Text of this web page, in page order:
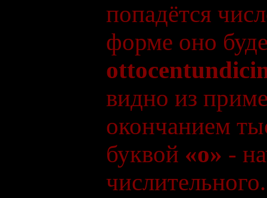
попадётся
форме оно
видно из
окончанием
буквой «о» -
числительного.